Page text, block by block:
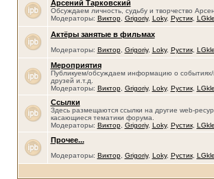
Арсений Тарковский
Обсуждаем личность, судьбу и творчество
Модераторы: Виктор, Grigoriy, Loky, Рустик,
Актёры занятые в фильмах
Модераторы: Виктор, Grigoriy, Loky, Рустик,
Мероприятия
Публикуем/обсуждаем информацию о событиях/
друзей и.т.д.
Модераторы: Виктор, Grigoriy, Loky, Рустик,
Ссылки
Здесь размещаются ссылки на другие web-
касающиеся тематики форума.
Модераторы: Виктор, Grigoriy, Loky, Рустик,
Прочее...
Модераторы: Виктор, Grigoriy, Loky, Рустик,